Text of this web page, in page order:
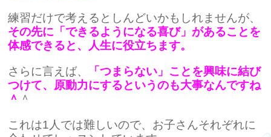
練習だけで考えるとしんどいかもしれませんが、
その先に「できるようになる喜び」があることを
体感できると、人生に役立ちます。
さらに言えば、
「つまらない」ことを興味に結び
つけて、原動力にするというのも大事なんですね
＾ ＾
これは1人では難しいので、お子さんそれぞれに